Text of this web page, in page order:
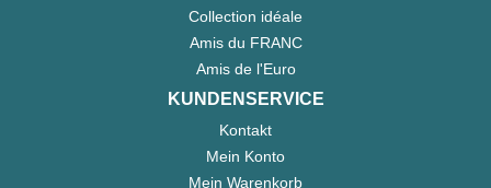
Collection idéale
Amis du FRANC
Amis de l'Euro
KUNDENSERVICE
Kontakt
Mein Konto
Mein Warenkorb